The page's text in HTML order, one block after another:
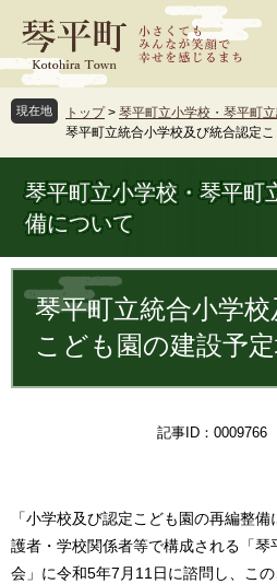
ジ
先
頭
ュ
を
飛
現在地 トップ > 琴平町立小学校・琴平町
琴平町立統合小学校及び統合認定
琴平町立小学校・琴平町
備について
文 琴平町立統合小学
こども園の建設予
記事ID：0009766
「小学校及び認定こども園の再編整
護者・学校関係者等で構成される「
会」に令和5年7月11日に諮問し、こ